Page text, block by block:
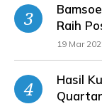
Raih
19 Mar
Hasil